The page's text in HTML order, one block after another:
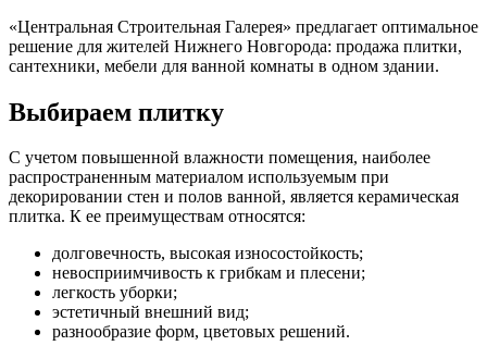
«Центральная Строительная Галерея» предлагает оптимальное
решение для жителей Нижнего Новгорода: продажа плитки,
сантехники, мебели для ванной комнаты в одном здании.
Выбираем плитку
С учетом повышенной влажности помещения, наиболее
распространенным материалом используемым при
декорировании стен и полов ванной, является керамическая
плитка. К ее преимуществам относятся:
долговечность, высокая износостойкость;
невосприимчивость к грибкам и плесени;
легкость уборки;
эстетичный внешний вид;
разнообразие форм, цветовых решений.